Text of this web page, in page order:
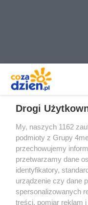
Redakcja
Drogi
My, naszych 1162
podmioty z Grupy
przechowujemy
przetwarzamy dane
identyfikatory,
urządzenie czy dane
spersonalizowanych
treści, pomiar reklam